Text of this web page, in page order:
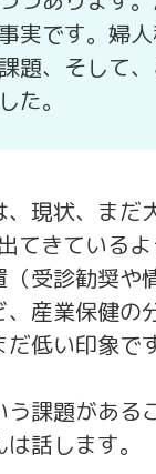
実です。婦
題、そして
た。
現状、ま
てきている
受診勧奨
産業保健
低い印象で
課題があ
話します。